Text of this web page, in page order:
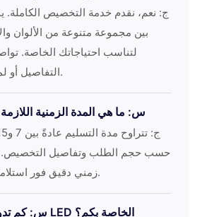
ج: نعم، نقدم خدمة التخصيص الكاملة.
بين مجموعة متنوعة من الألوان
لتناسب احتياجاتك الخاصة.
التفاصيل أو لمناقشة مشروعك.
س: ما هي المدة الزمنية اللازمة
حسب حجم الطلب وتفاصيل التخصيص.
زمني دقيق فور استلامنا تفاصيل طلبكم.
س: كم تدوم لافتات النيون LED الخاصة بكم؟